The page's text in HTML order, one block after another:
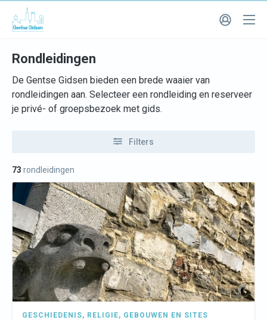
Rondleidingen
De Gentse Gidsen bieden een brede waaier van
rondleidingen aan. Selecteer een rondleiding en reserveer
je privé- of groepsbezoek met gids.
Filters
73 rondleidingen
GESCHIEDENIS, RELIGIE, GEBOUWEN EN SITES